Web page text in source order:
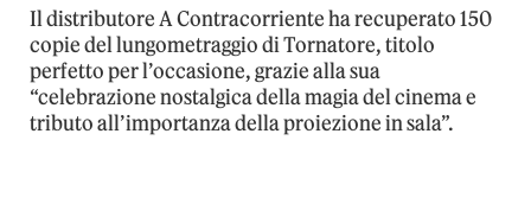
Il distributore A Contracorriente ha recuperato 150
copie del lungometraggio di Tornatore, titolo
perfetto per l’occasione, grazie alla sua
“celebrazione nostalgica della magia del cinema e
tributo all’importanza della proiezione in sala”.